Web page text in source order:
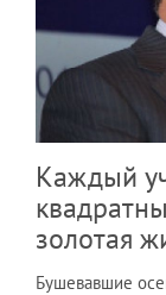
Каждый
золотая
Бушевавшие